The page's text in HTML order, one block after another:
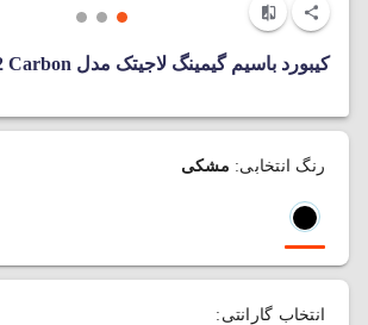
کیبورد باسیم گیمینگ لاجیتک مدل G512 Carbon
رنگ انتخابی: مشکی
انتخاب گارانتی: